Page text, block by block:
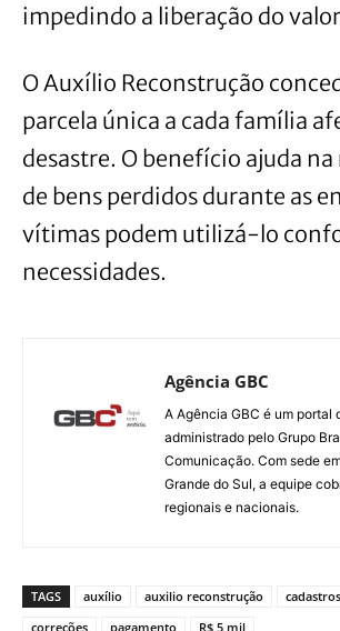
impedindo a liberação do
O Auxílio Reconstrução
parcela única a cada família
desastre. O benefício ajuda
de bens perdidos durante as
vítimas podem utilizá-lo
necessidades.
Agência GBC
A Agência GBC é um portal
administrado pelo Grupo
Comunicação. Com sede
Grande do Sul, a equipe
regionais e nacionais.
TAGS auxílio auxilio reconstrução cadastros
correções
pagamento R$ 5 mil